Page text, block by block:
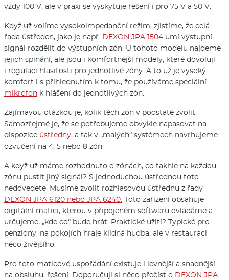
vždy 100 V, ale v praxi se vyskytuje řešení i pro 75 V a 50 V.
Když už volíme vysokoimpedanční režim, zjistíme, že celá
řada ústředen, jako je např. DEXON JPA 1504 umí výstupní
signál rozdělit do výstupních zón. U tohoto modelu najdeme
jejich spínání, ale jsou i komfortnější modely, které dovolují
i regulaci hlasitosti pro jednotlivé zóny. A to už je vysoký
komfort i s přihlednutím k tomu, že používáme speciální
mikrofon k hlášení do jednotlivých zón.
Zajímavou otázkou je, kolik těch zón v podstatě zvolit.
Samozřejmé je, že se potřebujeme obvykle napasovat na
dispozice ústředny, a tak v „malých“ systémech navrhujeme
ozvučení na 4, 5 nebo 8 zón.
A když už máme rozhodnuto o zónách, co takhle na každou
zónu pustit jiný signál? S jednoduchou ústřednou toto
nedovedete. Musíme zvolit rozhlasovou ústřednu z řady
DEXON JPA 6120 nebo JPA 6240. Toto zařízení obsahuje
digitální matici, kterou v připojeném softwaru ovládáme a
určujeme, „kde co“ bude hrát. Praktické užití? Typické pro
penziony, na pokojích hraje klidná hudba, ale v restauraci
něco živějšího.
Pro toto maticové uspořádání existuje i levnější a snadnější
na obsluhu, řešení. Doporučuji si něco přečíst o DEXON JPA